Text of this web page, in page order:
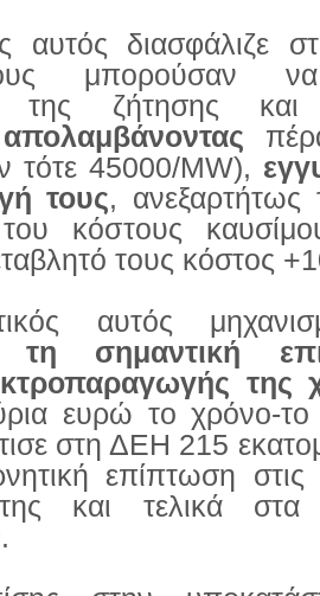
αυτός διασφάλιζε
μπορούσαν να
της ζήτησης
απολαμβάνοντας
τότε 45000/MW),
τους, ανεξαρτήτως
κόστους
τους κόστος
αυτός
τη σημαντική
ευρώ το χρόνο-
στη ΔΕΗ 215
επίπτωση
και τελικά στα